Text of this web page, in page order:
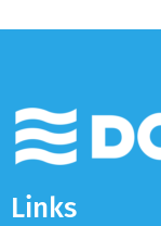
Links